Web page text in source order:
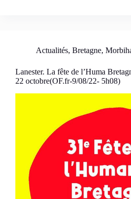
Actualités, Bretagne,
Lanester. La fête de l’Huma
22 octobre(OF.fr-9/08/22- 5h08)